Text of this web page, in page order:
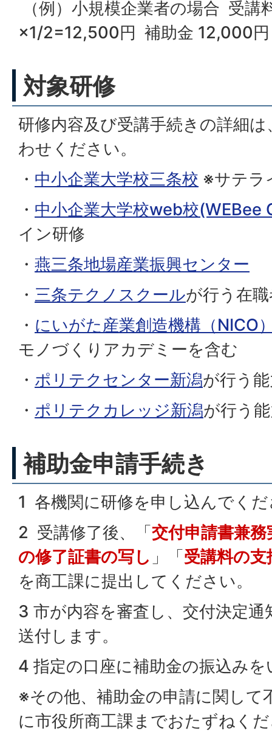
（例）小規模企業者の場合 受
×1/2=12,500円 補助金 12,000円
対象研修
研修内容及び受講手続きの詳細
わせください。
・ 中小企業大学校三条校 ※サテラ
・ 中小企業大学校web校(WEBee
イン研修
・ 燕三条地場産業振興センター
・ 三条テクノスクールが行う在
・ にいがた産業創造機構（NICO
モノづくりアカデミーを含む
・ ポリテクセンター新潟が行う
・ ポリテクカレッジ新潟が行う
補助金申請手続き
1 各機関に研修を申し込んでく
2 受講修了後、「交付申請書兼務
の修了証書の写し 」「受講料の
を商工課に提出してください。
3 市が内容を審査し、交付決定通
送付します。
4 指定の口座に補助金の振込み
※その他、補助金の申請に関して
に市役所商工課までおたずねく